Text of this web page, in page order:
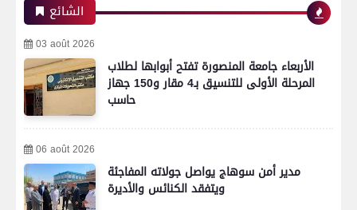
الشائع
03 août 2026
الأربعاء جامعة المنصورة تفتح أبوابها لطلاب
المرحلة الأولى للتنسيق بـ4 مقار و150 جهاز
حاسب
06 août 2026
مدير أمن سوهاج يواصل جولاته المفاجئة
ويتفقد الكنائس والأديرة رياضة